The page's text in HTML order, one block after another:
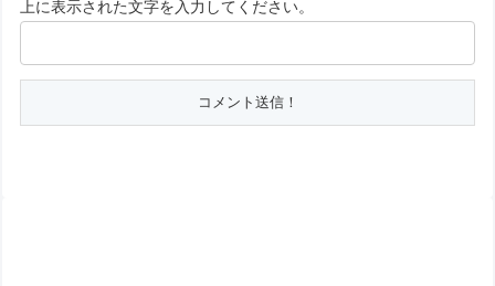
上に表示された文字を入力してください。